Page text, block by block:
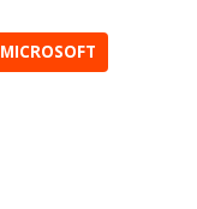
MICROSOFT